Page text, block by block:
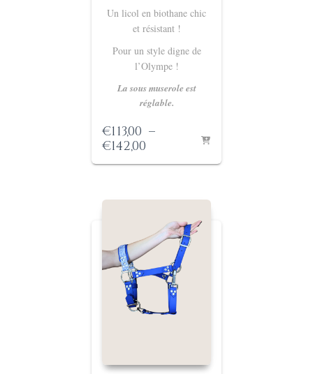
Un licol en biothane chic
et résistant !
Pour un style digne de
l’Olympe !
La sous muserole est
réglable.
€113,00 –
€142,00
de
à
€142,00